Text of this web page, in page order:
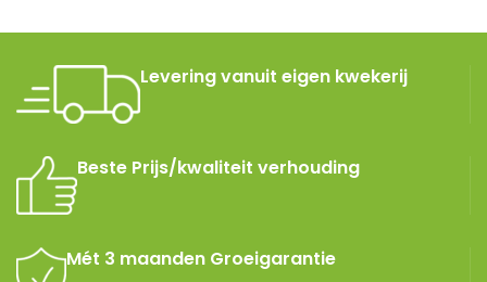
Levering vanuit eigen kwekerij
Beste Prijs/kwaliteit verhouding
Mét 3 maanden Groeigarantie